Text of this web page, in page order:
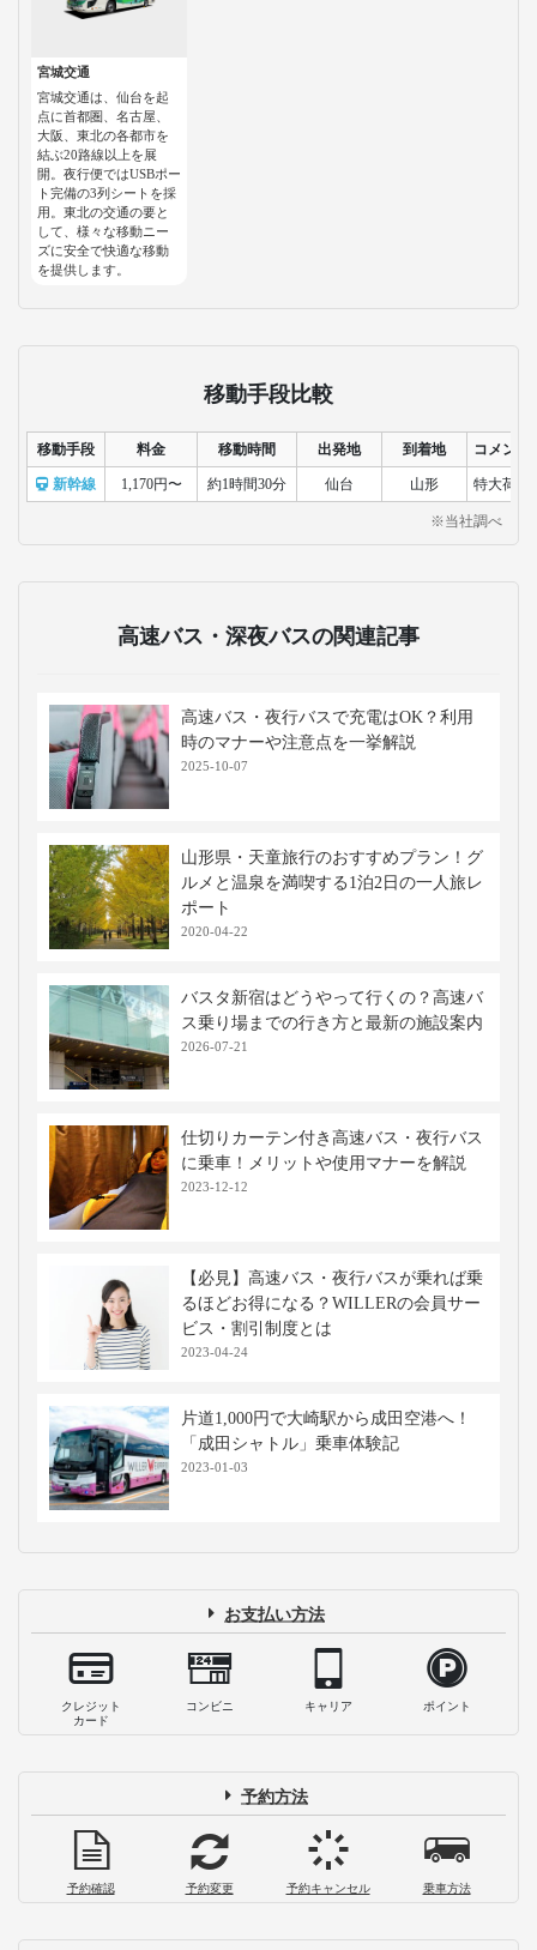
宮城交通
宮城交通は、仙台を起
点に首都圏、名古屋、
大阪、東北の各都市を
結ぶ20路線以上を展
開。夜行便ではUSBポー
ト完備の3列シートを採
用。東北の交通の要と
して、様々な移動ニー
ズに安全で快適な移動
を提供します。
移動手段比較
移動手段 料金 移動時間 出発地 到着地 コメント
新幹線 1,170円〜 約1時間30分 仙台 山形 特大荷物
※当社調べ
高速バス・深夜バスの関連記事
高速バス・夜行バスで充電はOK？利用
時のマナーや注意点を一挙解説
2025-10-07
山形県・天童旅行のおすすめプラン！グ
ルメと温泉を満喫する1泊2日の一人旅レ
ポート
2020-04-22
バスタ新宿はどうやって行くの？高速バ
ス乗り場までの行き方と最新の施設案内
2026-07-21
仕切りカーテン付き高速バス・夜行バス
に乗車！メリットや使用マナーを解説
2023-12-12
【必見】高速バス・夜行バスが乗れば乗
るほどお得になる？WILLERの会員サー
ビス・割引制度とは
2023-04-24
片道1,000円で大崎駅から成田空港へ！
「成田シャトル」乗車体験記
2023-01-03
お支払い方法
クレジット
カード
コンビニ キャリア ポイント
予約方法
予約確認 予約変更 予約キャンセル 乗車方法